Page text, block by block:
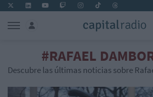
#RAFAEL
Descubre las últimas noticias sobre